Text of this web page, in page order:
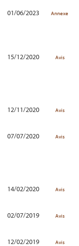
01/06/2023
Annexe
15/12/2020
Avis
12/11/2020
Avis
07/07/2020
Avis
14/02/2020
Avis
02/07/2019
Avis
12/02/2019
Avis